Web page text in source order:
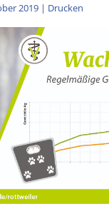
2019 | Drucken